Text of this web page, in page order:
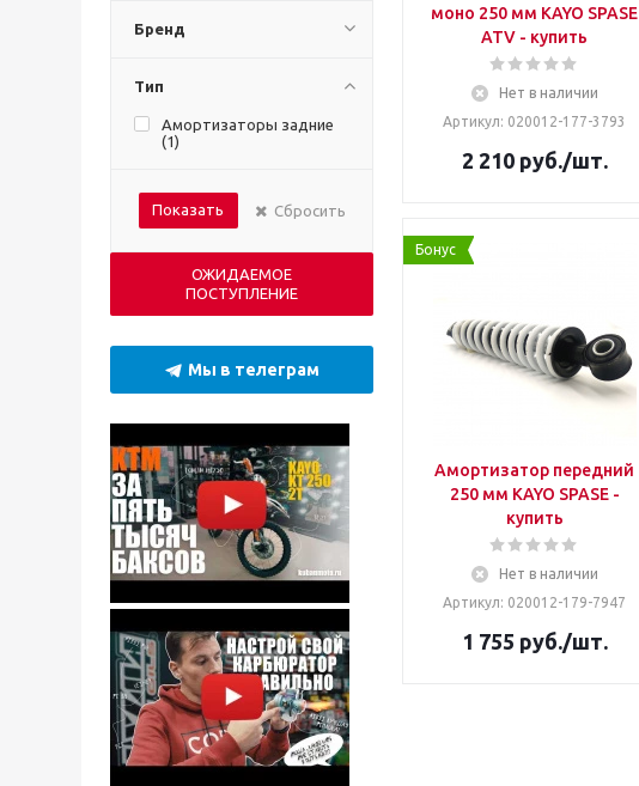
Бренд
Тип
Амортизаторы задние
(1)
Показать Сбросить
ОЖИДАЕМОЕ
ПОСТУПЛЕНИЕ
Мы в телеграм
моно 250 мм KAYO SPASE
ATV - купить
Нет в наличии
Артикул: 020012-177-3793
2 210руб./шт.
Бонус
Амортизатор передний
250 мм KAYO SPASE -
купить
Нет в наличии
Артикул: 020012-179-7947
1 755 руб./шт.